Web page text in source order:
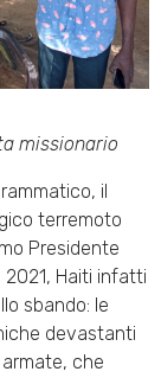
missionario
il
terremoto
Presidente
Haiti infatti
sbando: le
devastanti
che